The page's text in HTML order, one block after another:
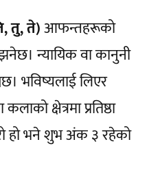
तु, ते)आफन्तहरूको
न्यायिक वा कानुनी
भविष्यलाई लिएर
क्षेत्रमा प्रतिष्ठा
भने शुभ अंक ३ रहेको